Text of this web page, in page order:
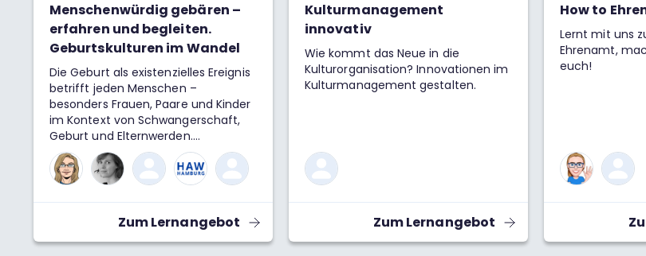
Menschenwürdig gebären –
erfahren und begleiten.
Geburtskulturen im Wandel
Die Geburt als existenzielles Ereignis
betrifft jeden Menschen –
besonders Frauen, Paare und Kinder
im Kontext von Schwangerschaft,
Geburt und Elternwerden.
Unmittelbar betrifft sie auch die
Arbeit der begleitenden
Berufsgruppen, wie Hebammen,
Ärzt*innen, Pflegende, Beratende
und Psychotherapeut*innen.
Menschenwürdig gebären und
geboren werden als fundamentales
Zum Lernangebot
Kulturmanagement
innovativ
Wie kommt das Neue in die
Kulturorganisation? Innovationen im
Kulturmanagement gestalten.
Zum Lernangebot
How to
Lernt mit uns
Ehrenamt,
euch!